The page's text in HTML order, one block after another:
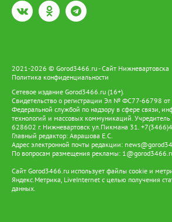
2021-2026 © Gorod3466.ru - Сайт Нижневартовска
Политика конфиденциальности
Сетевое издание Gorod3466.ru (16+).
Свидетельство о регистрации Эл № ФС77-66798
Федеральной службой по надзору в сфере связи,
технологий и массовых коммуникаций.
628602 г. Нижневартовск ул.Пикмана 31.
Главный редактор: Аврашова Е.С.
Адрес электронной почты редакции:
По вопросам размещения рекламы:
Сайт Gorod3466.ru использует файлы cookie и
Яндекс.Метрика, LiveInternet с целью получения
данных.